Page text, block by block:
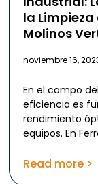
la
Molinos
noviembre 16,
En el campo
eficiencia es
rendimiento
equipos. En
Read more >